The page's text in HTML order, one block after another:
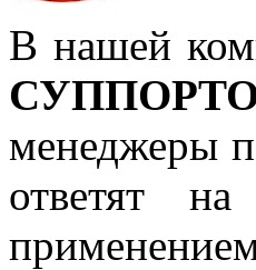
В нашей
менеджеры
ответят